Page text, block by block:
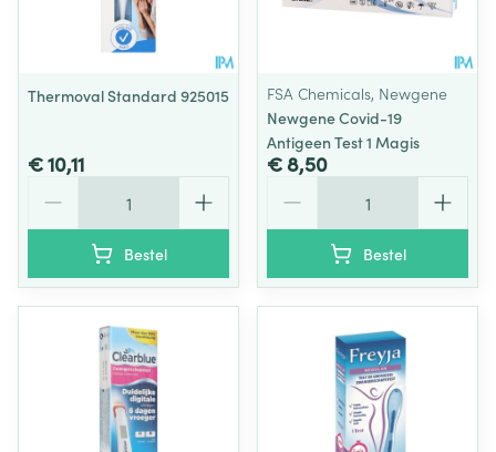
Thermoval Standard 925015
€ 10,11
Bestel
FSA Chemicals, Newgene
Newgene Covid-19
Antigeen Test 1 Magis
€ 8,50
Bestel